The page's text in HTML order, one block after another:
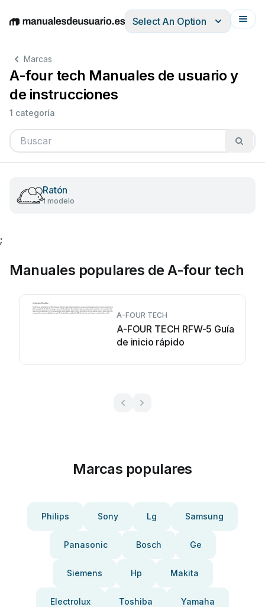
EnglishDeutschEspañolItalianoFrançais
Select An Option
Marcas
A-four tech Manuales de usuario y
de instrucciones
1 categoría
Ratón
1 modelo
;
Manuales populares de A-four tech
A-FOUR TECH
A-FOUR TECH RFW-5 Guía
de inicio rápido
Marcas populares
Philips Sony Lg Samsung
Panasonic Bosch Ge
Siemens Hp Makita
Electrolux Toshiba Yamaha